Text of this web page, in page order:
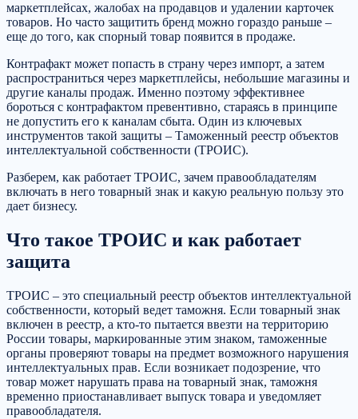
маркетплейсах, жалобах на продавцов и удалении карточек
товаров. Но часто защитить бренд можно гораздо раньше –
еще до того, как спорный товар появится в продаже.
Контрафакт может попасть в страну через импорт, а затем
распространиться через маркетплейсы, небольшие магазины и
другие каналы продаж. Именно поэтому эффективнее
бороться с контрафактом превентивно, стараясь в принципе
не допустить его к каналам сбыта. Один из ключевых
инструментов такой защиты – Таможенный реестр объектов
интеллектуальной собственности (ТРОИС).
Разберем, как работает ТРОИС, зачем правообладателям
включать в него товарный знак и какую реальную пользу это
дает бизнесу.
Что такое ТРОИС и как работает
защита
ТРОИС – это специальный реестр объектов интеллектуальной
собственности, который ведет таможня. Если товарный знак
включен в реестр, а кто-то пытается ввезти на территорию
России товары, маркированные этим знаком, таможенные
органы проверяют товары на предмет возможного нарушения
интеллектуальных прав. Если возникает подозрение, что
товар может нарушать права на товарный знак, таможня
временно приостанавливает выпуск товара и уведомляет
правообладателя.